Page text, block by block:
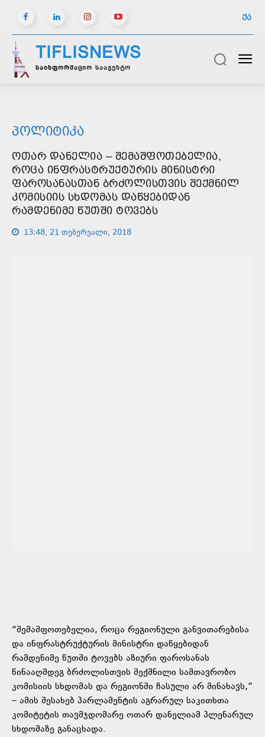
ᲥᲐ
TIFLISNEWS
საინფორმაციო სააგენტო
ᲞᲝᲚᲘᲢᲘᲙᲐ
ᲝᲗᲐᲠ ᲓᲐᲜᲔᲚᲘᲐ – ᲨᲔᲛᲐᲨᲤᲝᲗᲔᲑᲔᲚᲘᲐ,
ᲠᲝᲪᲐ ᲘᲜᲤᲠᲐᲡᲢᲠᲣᲥᲢᲣᲠᲘᲡ ᲛᲘᲜᲘᲡᲢᲠᲘ
ᲤᲐᲠᲝᲡᲐᲜᲐᲡᲗᲐᲜ ᲑᲠᲫᲝᲚᲘᲡᲗᲕᲘᲡ ᲨᲔᲥᲛᲜᲘᲚ
ᲙᲝᲛᲘᲡᲘᲘᲡ ᲡᲮᲓᲝᲛᲐᲡ ᲓᲐᲬᲧᲔᲑᲘᲓᲐᲜ
ᲠᲐᲛᲓᲔᲜᲘᲛᲔ ᲬᲣᲗᲨᲘ ᲢᲝᲕᲔᲑᲡ
13:48, 21 თებერვალი, 2018
“შემაშფოთებელია, როცა რეგიონული განვითარებისა
და ინფრასტრუქტურის მინისტრი დაწყებიდან
რამდენიმე წუთში ტოვებს აზიური ფაროსანას
წინააღმდეგ ბრძოლისთვის შექმნილი სამთავრობო
კომისიის სხდომას და რეგიონში ჩასული არ მინახავს,”
– ამის შესახებ პარლამენტის აგრარულ საკითხთა
კომიტეტის თავმჯდომარე ოთარ დანელიამ პლენარულ
სხდომაზე განაცხადა.